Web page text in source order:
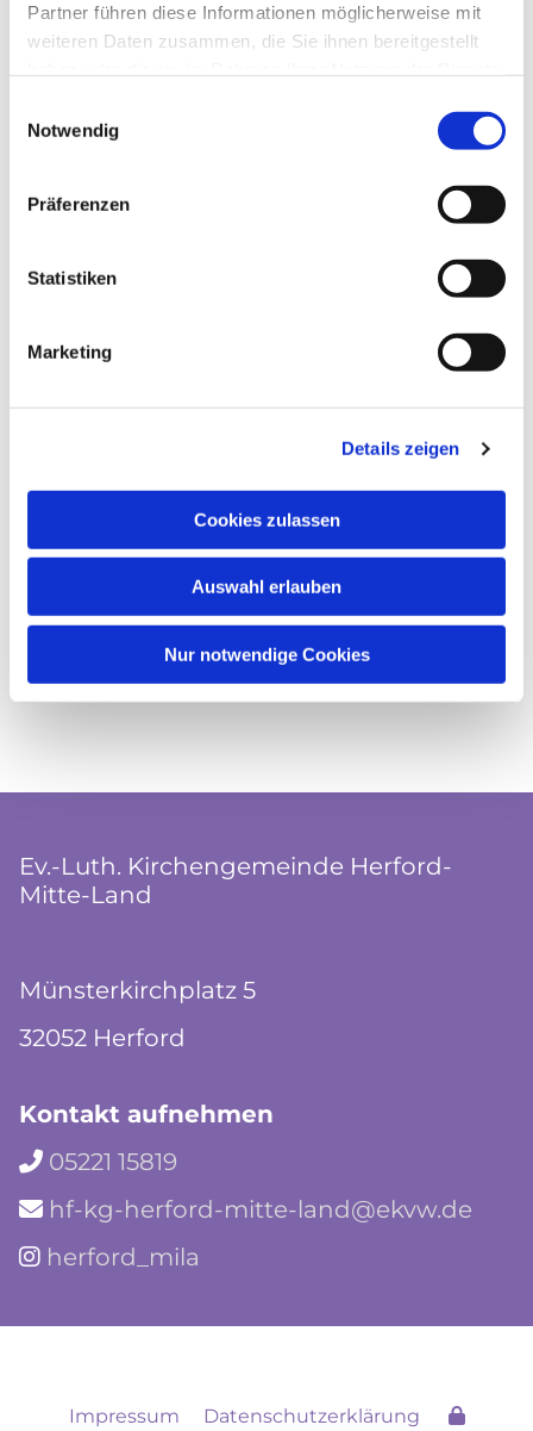
Partner führen diese Informationen möglicherweise mit
weiteren Daten zusammen, die Sie ihnen bereitgestellt
Notwendig
Präferenzen
Statistiken
Marketing
Details zeigen
Cookies zulassen
Auswahl erlauben
Nur notwendige Cookies
Dies könnte Sie auch
Ev.-Luth. Kirchengemeinde Herford-
Mitte-Land
Münsterkirchplatz 5
32052 Herford
Kontakt aufnehmen
 05221 15819
 hf-kg-herford-mitte-land@ekvw.de
 herford_mila
Impressum Datenschutzerklärung